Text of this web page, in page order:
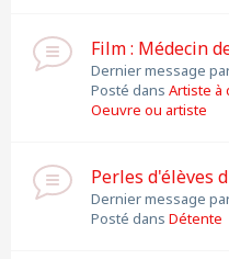
Film : Médecin
Dernier message
Posté dans Artiste à
Oeuvre ou artiste
Perles d'élèves
Dernier message
Posté dans Détente